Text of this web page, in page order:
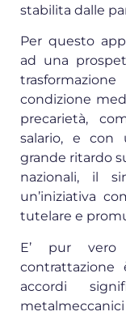
stabilita dalle
Per questo
ad una
condizione
precarietà,
salario, e con
grande ritardo
nazionali, il
un’iniziativa
tutelare e
E’ pur
accordi